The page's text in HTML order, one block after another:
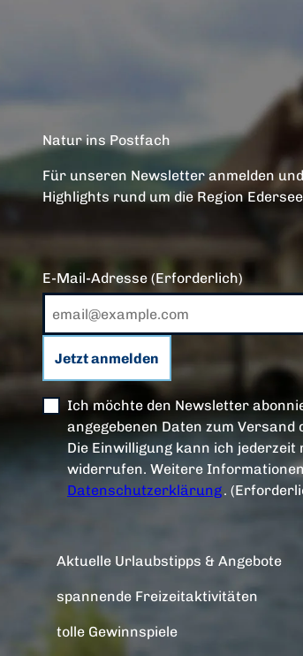
Natur ins Postfach
Für unseren Newsletter anmelden
Highlights rund um die Region
E-Mail-Adresse (Erforderlich)
Jetzt anmelden
Ich möchte den Newsletter
angegebenen Daten zum
Die Einwilligung kann ich
widerrufen. Weitere
Datenschutzerklärung.
Aktuelle Urlaubstipps & Angebote
spannende Freizeitaktivitäten
tolle Gewinnspiele